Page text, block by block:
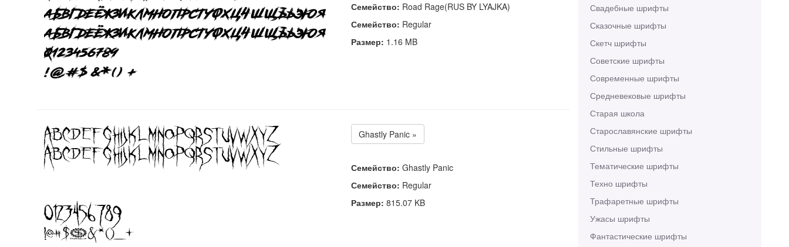
Свадебные шрифты
Сказочные шрифты
Скетч шрифты
Советские шрифты
Современные шрифты
Средневековые шрифты
Старая школа
Старославянские шрифты
Стильные шрифты
Тематические шрифты
Техно шрифты
Трафаретные шрифты
Ужасы шрифты
Фантастические шрифты
Семейство: Road Rage(RUS BY LYAJKA)
Семейство: Regular
Размер: 1.16 MB
Ghastly Panic »
Семейство: Ghastly Panic
Семейство: Regular
Размер: 815.07 KB